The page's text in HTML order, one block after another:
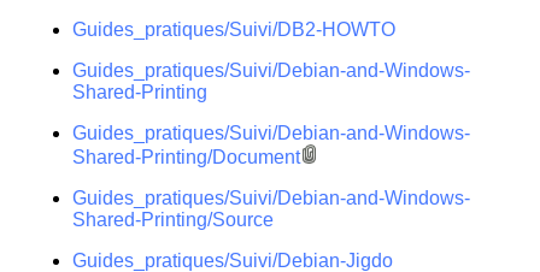
Guides_pratiques/Suivi/DB2-HOWTO
Guides_pratiques/Suivi/Debian-and-Windows-
Shared-Printing
Guides_pratiques/Suivi/Debian-and-Windows-
Shared-Printing/Document
Guides_pratiques/Suivi/Debian-and-Windows-
Shared-Printing/Source
Guides_pratiques/Suivi/Debian-Jigdo